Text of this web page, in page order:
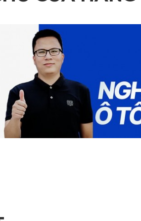
bề mặt sàn vừa tăng tính thẩm mỹ
nhập khẩu trực tiếp từ Thái Lan, nơi
đảm bảo độ bền và tuổi thọ sản
tổ ong, tạo nên một khoảng không
bo tròn góc cạnh tỉ mỉ.